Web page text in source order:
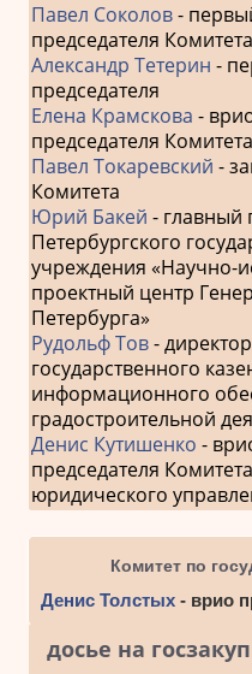
Павел Соколов-
председателя Комитета
Александр Тетерин -
председателя
Елена Крамскова -
председателя
Павел Токаревский -
Комитета
Юрий Бакей - главный
Петербургского
учреждения «Научно-
проектный центр
Петербурга»
Рудольф Тов-
государственного
информационного
градостроительной
Денис Кутишенко -
председателя
юридического
Комитет по
Денис Толстых- врио
досье на